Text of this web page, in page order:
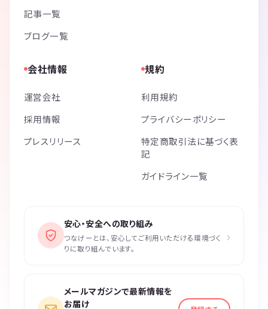
記事一覧
ブログ一覧
会社情報
運営会社
採用情報
プレスリリース
規約
利用規約
プライバシーポリシー
特定商取引法に基づく表
記
ガイドライン一覧
安心・安全への取り組み
つなげーとは、安心してご利用いただける環境づく
りに取り組んでいます。
›
メールマガジンで最新情報を
お届け